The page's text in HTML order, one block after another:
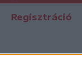
Regisztráció